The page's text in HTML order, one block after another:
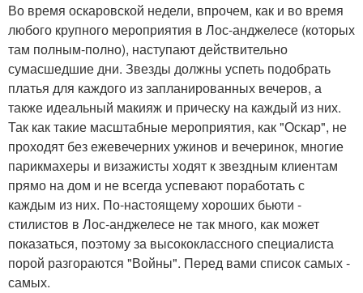
Во время оскаровской недели, впрочем, как и во время
любого крупного мероприятия в Лос-анджелесе (которых
там полным-полно), наступают действительно
сумасшедшие дни. Звезды должны успеть подобрать
платья для каждого из запланированных вечеров, а
также идеальный макияж и прическу на каждый из них.
Так как такие масштабные мероприятия, как "Оскар", не
проходят без ежевечерних ужинов и вечеринок, многие
парикмахеры и визажисты ходят к звездным клиентам
прямо на дом и не всегда успевают поработать с
каждым из них. По-настоящему хороших бьюти -
стилистов в Лос-анджелесе не так много, как может
показаться, поэтому за высококлассного специалиста
порой разгораются "Войны". Перед вами список самых -
самых.